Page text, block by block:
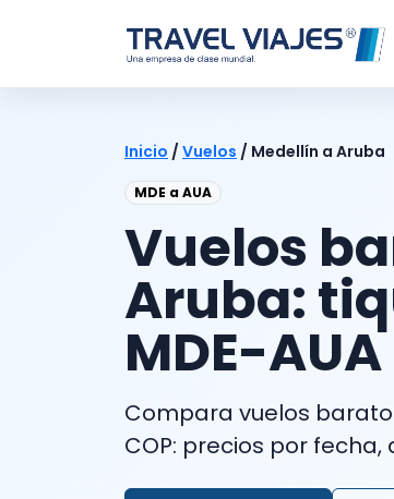
Inicio / Vuelos / Medellín a Aruba
MDE a AUA
Vuelos
Aruba:
MDE-
Compara vuelos
COP: precios por